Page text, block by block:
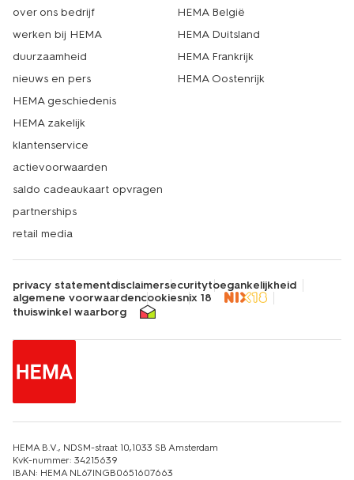
over ons bedrijf
werken bij HEMA
duurzaamheid
nieuws en pers
HEMA geschiedenis
HEMA zakelijk
klantenservice
actievoorwaarden
saldo cadeaukaart opvragen
partnerships
retail media
HEMA België
HEMA Duitsland
HEMA Frankrijk
HEMA Oostenrijk
privacy statementdisclaimersecuritytoegankelijkheid
algemene voorwaardencookiesnix 18
thuiswinkel waarborg
HEMA B.V., NDSM-straat 10,1033 SB Amsterdam
KvK-nummer: 34215639
IBAN: HEMA NL67INGB0651607663